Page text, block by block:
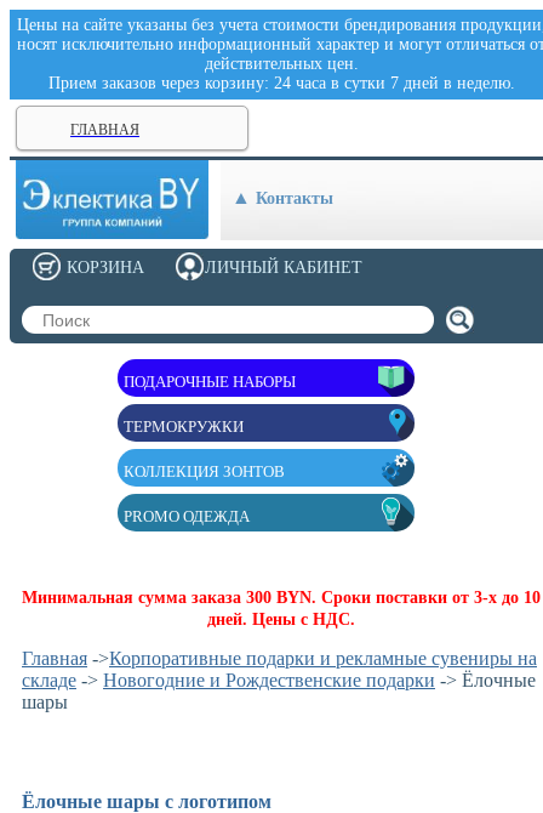
Цены на сайте указаны без учета стоимости брендирования
носят исключительно информационный характер и могут отличаться
действительных цен.
Прием заказов через корзину: 24 часа в сутки 7 дней в неделю.
ГЛАВНАЯ
Контакты
ПОДАРОЧНЫЕ НАБОРЫ
ТЕРМОКРУЖКИ
КОЛЛЕКЦИЯ ЗОНТОВ
PROMO ОДЕЖДА
Минимальная сумма заказа 300 BYN. Сроки поставки от 3-х до 10
дней. Цены с НДС.
Главная ->Корпоративные подарки и рекламные сувениры на
складе -> Новогодние и Рождественские подарки -> Ёлочные
шары
Ёлочные шары с логотипом
ЛИЧНЫЙ КАБИНЕТ
КОРЗИНА